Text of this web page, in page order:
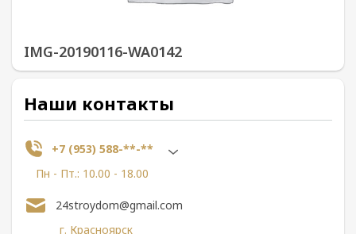
IMG-20190116-WA0142
Наши контакты
+7 (953) 588-**-**
Пн - Пт.: 10.00 - 18.00
г. Красноярск
24stroydom@gmail.com